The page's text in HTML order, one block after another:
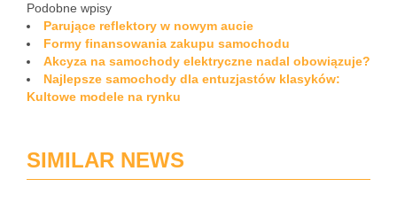
Podobne wpisy
Parujące reflektory w nowym aucie
Formy finansowania zakupu samochodu
Akcyza na samochody elektryczne nadal obowiązuje?
Najlepsze samochody dla entuzjastów klasyków:
Kultowe modele na rynku
SIMILAR NEWS